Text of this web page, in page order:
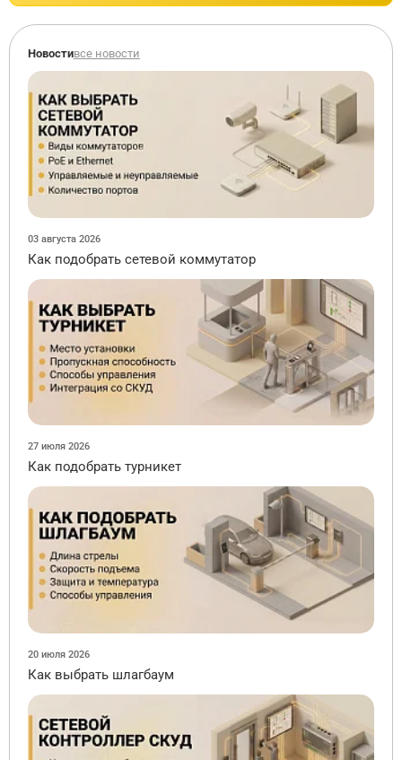
Новостивсе новости
03 августа 2026
Как подобрать сетевой коммутатор
27 июля 2026
Как подобрать турникет
20 июля 2026
Как выбрать шлагбаум